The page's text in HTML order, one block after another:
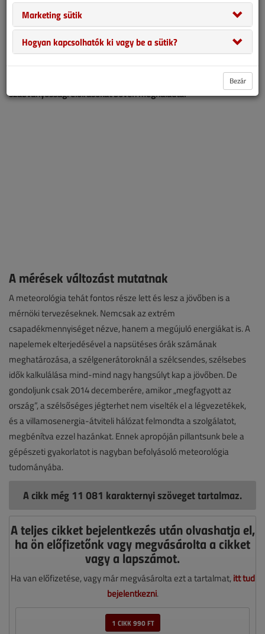
mind a tervezőt, mind a kivitelezőt és a beruházót, hogy úgy
alakítsa ki a csatornahálózatot, hogy az épületrészekbe
visszaáramlás ne történhessen meg, még akkor sem, ha
szélsőséges az időjárás. Csakhogy ebben az esetben sokszoros
szabványossági előírásokat bőven meghaladta.
A mérések változást mutatnak
A meteorológia tehát fontos része lett és lesz a jövőben is a
mérnöki tervezéseknek. Nemcsak az extrém
csapadékmennyiséget nézve, hanem a megújuló energiákat is. A
napelemek elterjedésével a napsütéses órák számának
meghatározása, a szélgenerátoroknál a szélcsendes, szélsebes
idők kalkulálása mind-mind nagy hangsúlyt kap a jövőben. De
gondoljunk csak 2014 decemberére, amikor „megfagyott az
ország”, a szélsőséges jégterhet nem viselték el a légvezetékek,
és a villamosenergia-átviteli hálózat felmondta a szolgálatot,
megbénítva ezzel hazánkat. Ennek apropóján pillantsunk bele a
gépészeti gyakorlatot is nagyban befolyásoló meteorológia
tudományába.
A cikk még 11 081 karakternyi szöveget tartalmaz.
A teljes cikket bejelentkezés után olvashatja el,
ha ön előfizetőnk vagy megvásárolta a cikket
vagy a lapszámot.
Ha van előfizetése, vagy már megvásárolta ezt a tartalmat, itt tud
bejelentkezni.
1 CIKK 990 FT
Marketing sütik
Hogyan kapcsolhatók ki vagy be a sütik?
Bezár